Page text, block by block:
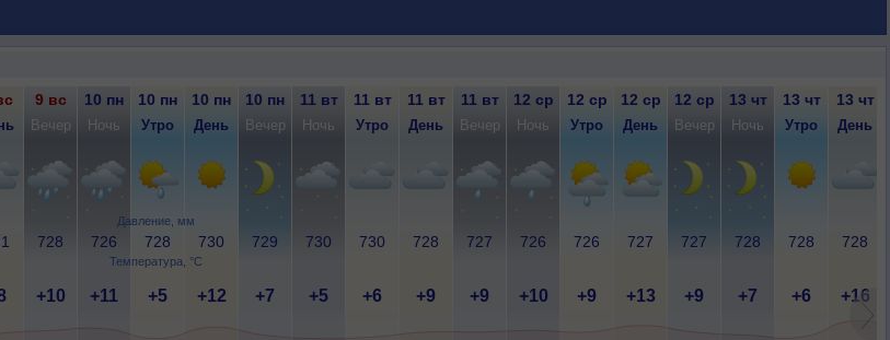
Давление, мм
Температура, °C
9 вс 10 пн 10 пн 10 пн 10 пн 11 вт 11 вт 11 вт 11 вт 12 ср 12 ср 12 ср 12 ср 13 чт 13 чт 13 чт
Вечер Ночь Утро День Вечер Ночь Утро День Вечер Ночь Утро День Вечер Ночь Утро День
728 726 728 730 729 730 730 728 727 726 726 727 727 728 728 728
+10 +11 +5 +12 +7 +5 +6 +9 +9 +10 +9 +13 +9 +7 +6 +16